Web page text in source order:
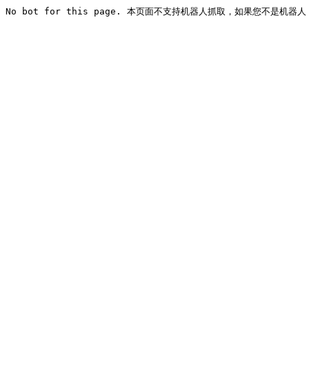
No bot for this page. 本页面不支持机器人抓取，如果您不是机器人，